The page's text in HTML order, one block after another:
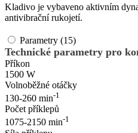
Kladivo je vybaveno aktivním
antivibrační rukojetí.
Parametry (15)
Technické parametry pro
Příkon
1500 W
Volnoběžné otáčky
130-260 min-1
Počet příklepů
1075-2150 min-1